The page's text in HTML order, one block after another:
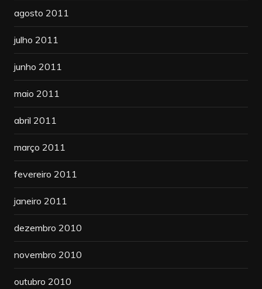
agosto 2011
julho 2011
junho 2011
maio 2011
abril 2011
março 2011
fevereiro 2011
janeiro 2011
dezembro 2010
novembro 2010
outubro 2010